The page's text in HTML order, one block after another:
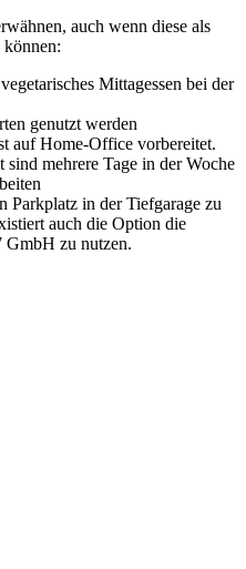
auch wenn diese ​als
können:
Mittagessen bei der
genutzt werden
auf Home-Office vorbereitet.
mehrere Tage in der Woche
Parkplatz in der Tiefgarage zu
auch die Option die
GmbH zu nutzen.